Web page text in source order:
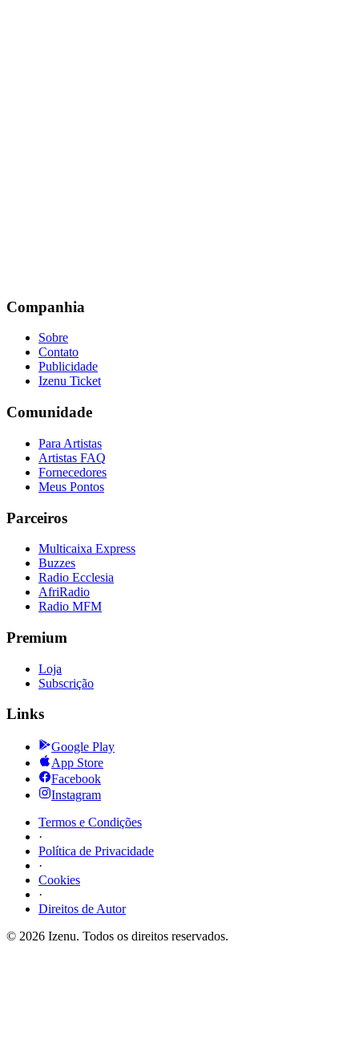
Companhia
Sobre
Contato
Publicidade
Izenu Ticket
Comunidade
Para Artistas
Artistas FAQ
Fornecedores
Meus Pontos
Parceiros
Multicaixa Express
Buzzes
Radio Ecclesia
AfriRadio
Radio MFM
Premium
Loja
Subscrição
Links
Google Play
App Store
Facebook
Instagram
Termos e Condições
·
Política de Privacidade
·
Cookies
·
Direitos de Autor
© 2026 Izenu. Todos os direitos reservados.